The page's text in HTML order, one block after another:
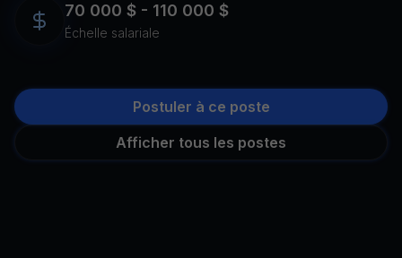
70 000 $ - 110 000 $
Échelle salariale
Postuler à ce poste
Afficher tous les postes